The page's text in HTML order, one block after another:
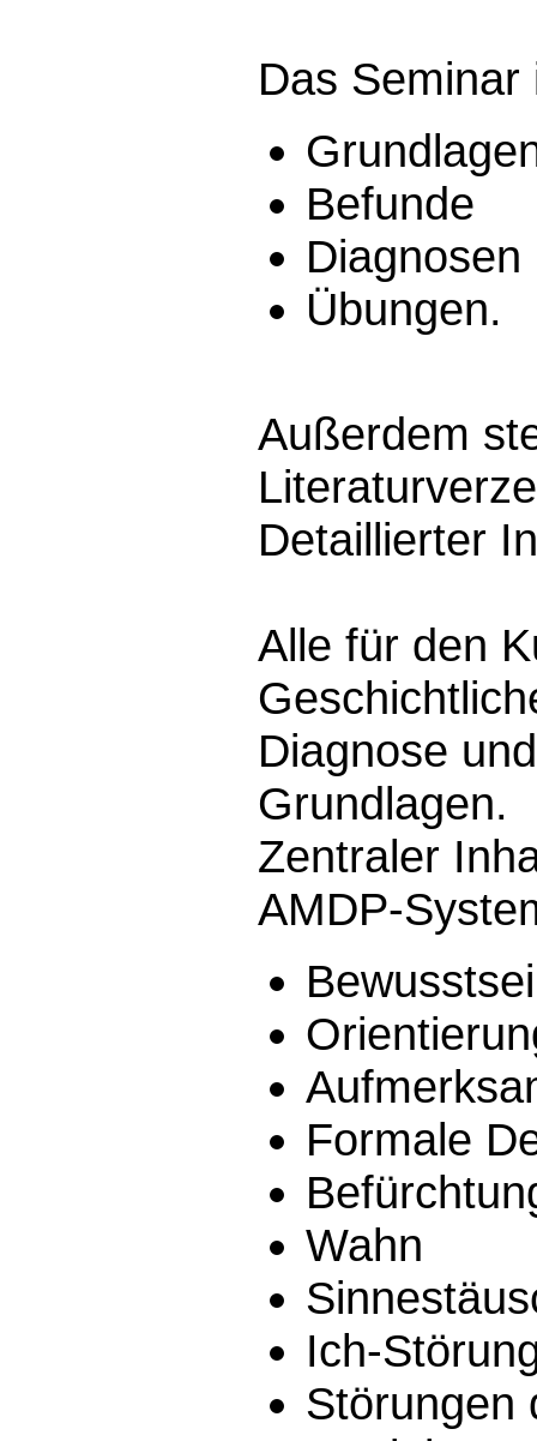
Das
Befunde
Diagnosen
Übungen.
Außerdem
Detaillierter
Alle für den
Diagnose
Grundlagen.
Zentraler
AMDP-
Formale
Wahn
Ich-
Störungen